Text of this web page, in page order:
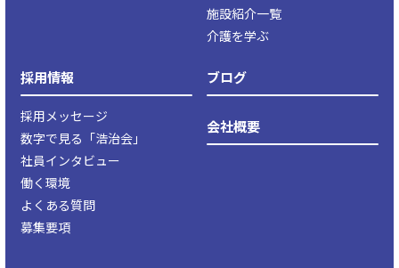
施設紹介一覧
介護を学ぶ
採用情報
採用メッセージ
数字で見る「浩治会」
社員インタビュー
働く環境
よくある質問
募集要項
ブログ
会社概要